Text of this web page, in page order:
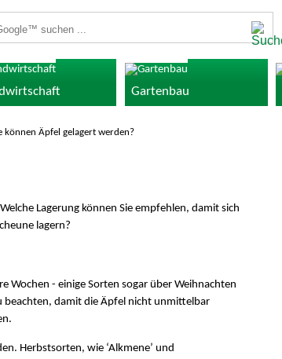
Gartenbau
können Äpfel gelagert werden?
Lagerung können Sie empfehlen, damit sich
lagern?
Wochen - einige Sorten sogar über Weihnachten
beachten, damit die Äpfel nicht unmittelbar
Herbstsorten, wie ‘Alkmene’ und